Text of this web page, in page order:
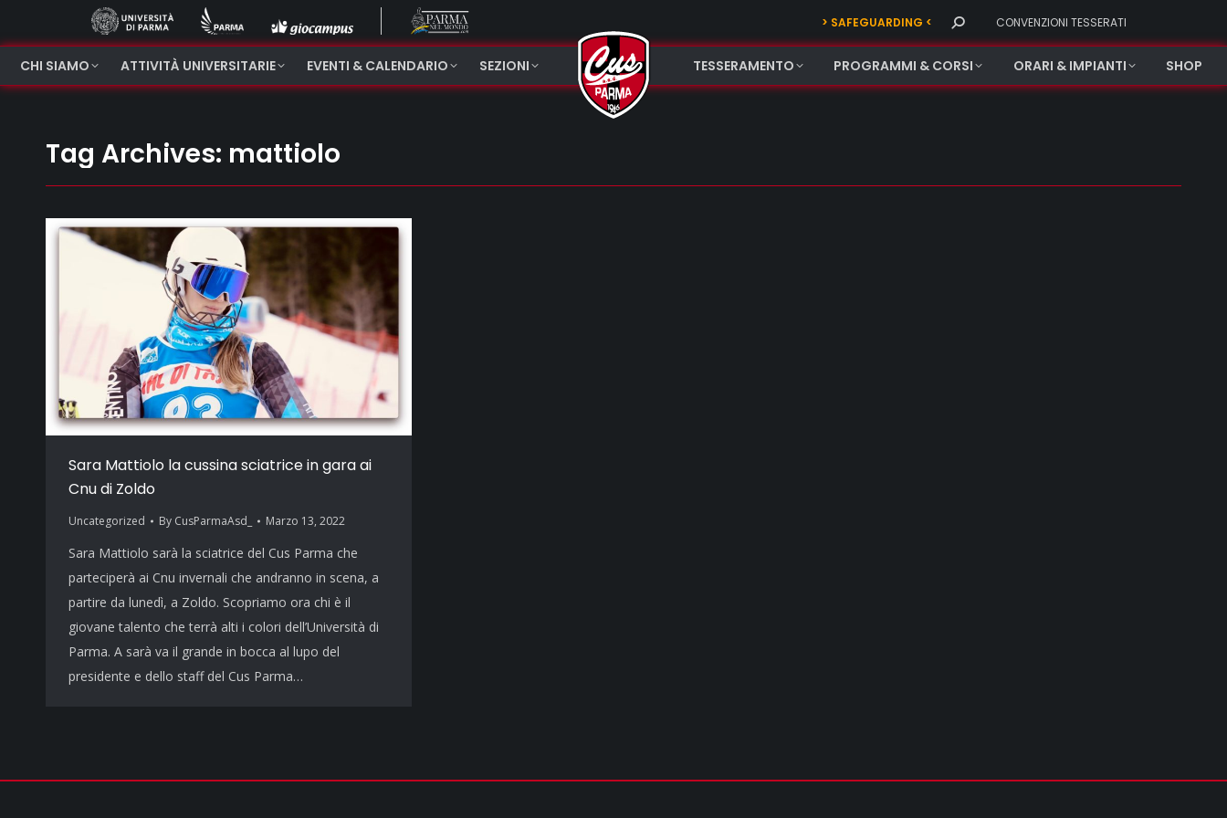
> SAFEGUARDING < Search: CONVENZIONI TESSERATI
CHI SIAMO ATTIVITÀ UNIVERSITARIE EVENTI & CALENDARIO SEZIONI TESSERAMENTO PROGRAMMI & CORSI ORARI & IMPIANTI SHOP
Tag Archives: mattiolo
Sara Mattiolo la cussina sciatrice in gara ai
Cnu di Zoldo
Uncategorized By CusParmaAsd_ Marzo 13, 2022
Sara Mattiolo sarà la sciatrice del Cus Parma che
parteciperà ai Cnu invernali che andranno in scena, a
partire da lunedì, a Zoldo. Scopriamo ora chi è il
giovane talento che terrà alti i colori dell’Università di
Parma. A sarà va il grande in bocca al lupo del
presidente e dello staff del Cus Parma…